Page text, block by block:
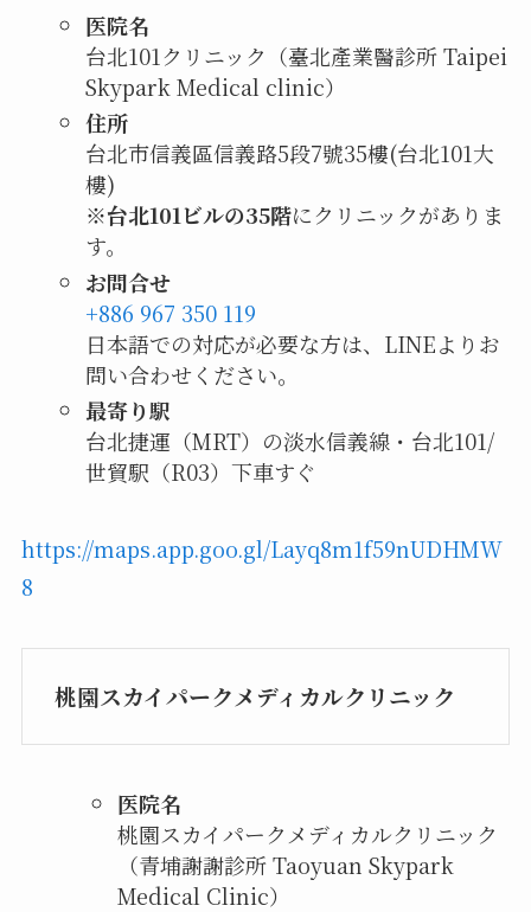
医院名
台北101クリニック（臺北產業醫診所 Taipei
Skypark Medical clinic）
住所
台北市信義區信義路5段7號35樓(台北101大
樓)
※台北101ビルの35階にクリニックがありま
す。
お問合せ
+886 967 350 119
日本語での対応が必要な方は、LINEよりお
問い合わせください。
最寄り駅
台北捷運（MRT）の淡水信義線・台北101/
世貿駅（R03）下車すぐ
https://maps.app.goo.gl/Layq8m1f59nUDHMW
8
桃園スカイパークメディカルクリニック
医院名
桃園スカイパークメディカルクリニック
（青埔謝謝診所 Taoyuan Skypark
Medical Clinic）